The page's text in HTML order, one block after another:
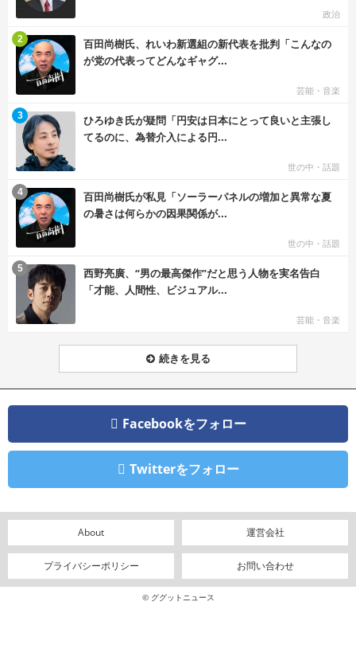
政治
百田尚樹氏、れいわ新選組の新代表を批判「こんなの
が党の代表ってどんなギャグ...
芸能・音楽
2
ひろゆき氏が疑問「円安は日本にとって良いと主張し
てるのに、為替介入による円...
世の中・話題
3
百田尚樹氏が私見「ソーラーパネルの増加と異常な夏
の暑さは何らかの因果関係が...
世の中・話題
4
西野亮廣、“男の最高傑作”だと思う人物を実名告白
「才能、人間性、ビジュアル...
芸能・音楽
5
続きを見る
Facebookをフォロー
Twitterをフォロー
About 運営会社
プライバシーポリシー お問い合わせ
© ググットニュース